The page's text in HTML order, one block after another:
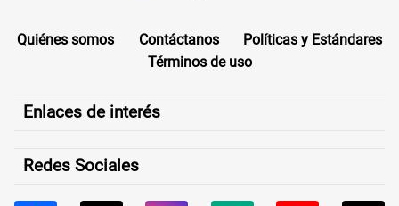
Quiénes somos Contáctanos
Políticas y Estándares
Términos de uso
Enlaces de interés
Redes Sociales